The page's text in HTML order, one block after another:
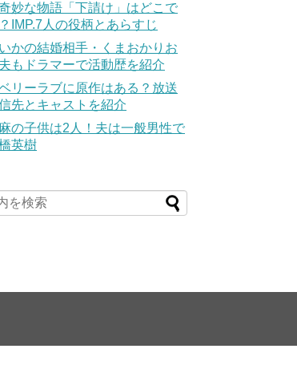
妙な物語「下請け」はどこで
IMP.7人の役柄とあらすじ
かの結婚相手・くまおかりお
もドラマーで活動歴を紹介
リーラブに原作はある？放送
先とキャストを紹介
の子供は2人！夫は一般男性で
英樹